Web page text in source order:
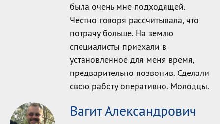
была очень мне подходящей.
Честно говоря рассчитывала, что
потрачу больше. На землю
специалисты приехали в
установленное для меня время,
предварительно позвонив. Сделали
свою работу оперативно. Молодцы.
Вагит Александрович